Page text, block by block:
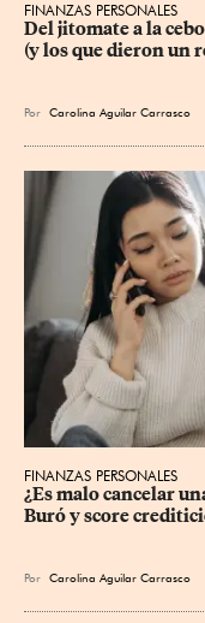
FINANZAS PERSONALES
Del jitomate a la
(y los que dieron un
Por Carolina Aguilar Carrasco
FINANZAS PERSONALES
¿Es malo cancelar
Buró y score
Por Carolina Aguilar Carrasco